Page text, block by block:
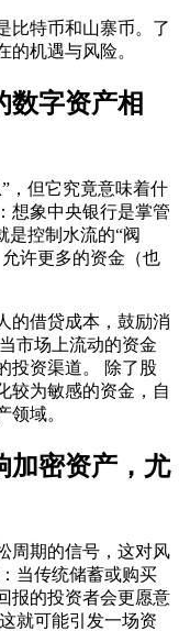
比特币和山寨币。了
机遇与风险。
数字资产相
，但它究竟意味着什
想象中央银行是掌管
是控制水流的“阀
许更多的资金（也
的借贷成本，鼓励消
市场上流动的资金
投资渠道。 除了股
较为敏感的资金，自
领域。
加密资产，尤
周期的信号，这对风
当传统储蓄或购买
报的投资者会更愿意
就可能引发一场资